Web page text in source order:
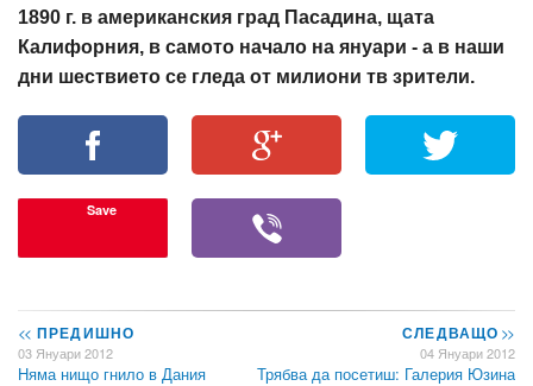
1890 г. в американския град Пасадина, щата
Калифорния, в самото начало на януари - а в наши
дни шествието се гледа от милиони тв зрители.
Save
<< ПРЕДИШНО
03 Януари 2012
Няма нищо гнило в Дания
СЛЕДВАЩО>>
04 Януари 2012
Трябва да посетиш: Галерия Юзина